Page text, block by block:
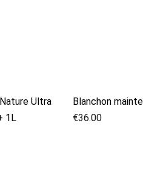
Ultra
1L
Blanchon
€36.00